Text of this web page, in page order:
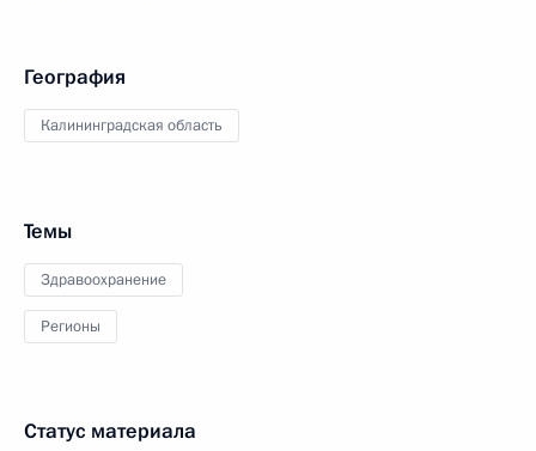
География
Калининградская область
Темы
Здравоохранение
Регионы
Статус материала